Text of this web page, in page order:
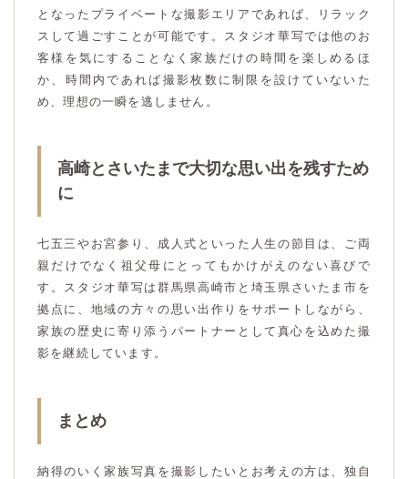
となったプライベートな撮影エリアであれば、リラック
スして過ごすことが可能です。スタジオ華写では他のお
客様を気にすることなく家族だけの時間を楽しめるほ
か、時間内であれば撮影枚数に制限を設けていないた
め、理想の一瞬を逃しません。
高崎とさいたまで大切な思い出を残すため
に
七五三やお宮参り、成人式といった人生の節目は、ご両
親だけでなく祖父母にとってもかけがえのない喜びで
す。スタジオ華写は群馬県高崎市と埼玉県さいたま市を
拠点に、地域の方々の思い出作りをサポートしながら、
家族の歴史に寄り添うパートナーとして真心を込めた撮
影を継続しています。
まとめ
納得のいく家族写真を撮影したいとお考えの方は、独自